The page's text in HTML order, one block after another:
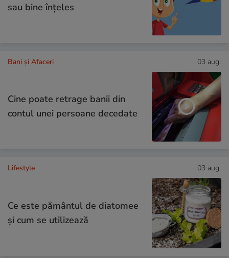
sau bine înțeles
Bani și Afaceri 03 aug.
Cine poate retrage banii din
contul unei persoane decedate
Lifestyle 03 aug.
Ce este pământul de diatomee
și cum se utilizează